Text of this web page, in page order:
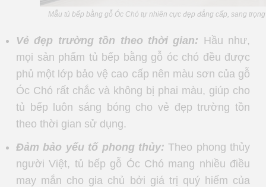
Mẫu tủ bếp bằng gỗ Óc Chó tự nhiên cực đẹp đẳng cấp, sang trọng
Vẻ đẹp trường tồn theo thời gian: Hầu như,
mọi sản phẩm tủ bếp bằng gỗ óc chó đều được
phủ một lớp bảo vệ cao cấp nên màu sơn của gỗ
Óc Chó rất chắc và không bị phai màu, giúp cho
tủ bếp luôn sáng bóng cho vẻ đẹp trường tồn
theo thời gian sử dụng.
Đảm bảo yếu tố phong thủy: Theo phong thủy
người Việt, tủ bếp gỗ Óc Chó mang nhiều điều
may mắn cho gia chủ bởi giá trị quý hiếm của